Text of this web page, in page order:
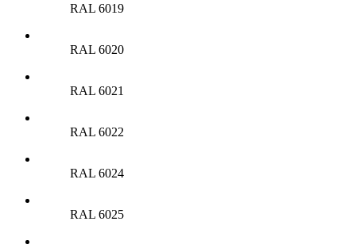
RAL 6019
RAL 6020
RAL 6021
RAL 6022
RAL 6024
RAL 6025